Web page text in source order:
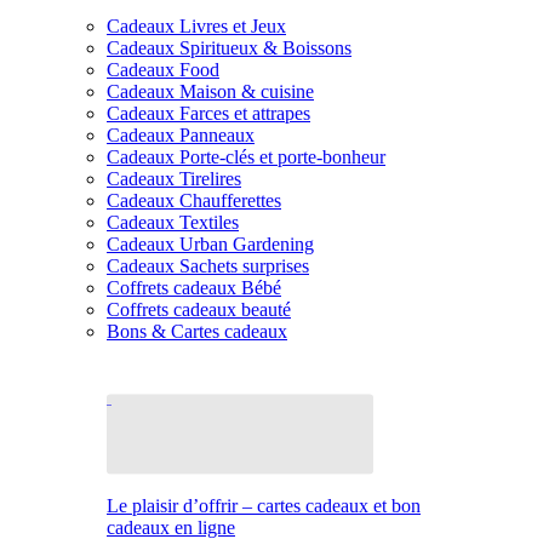
Cadeaux Livres et Jeux
Cadeaux Spiritueux & Boissons
Cadeaux Food
Cadeaux Maison & cuisine
Cadeaux Farces et attrapes
Cadeaux Panneaux
Cadeaux Porte-clés et porte-bonheur
Cadeaux Tirelires
Cadeaux Chaufferettes
Cadeaux Textiles
Cadeaux Urban Gardening
Cadeaux Sachets surprises
Coffrets cadeaux Bébé
Coffrets cadeaux beauté
Bons & Cartes cadeaux
Le plaisir d’offrir – cartes cadeaux et bon
cadeaux en ligne